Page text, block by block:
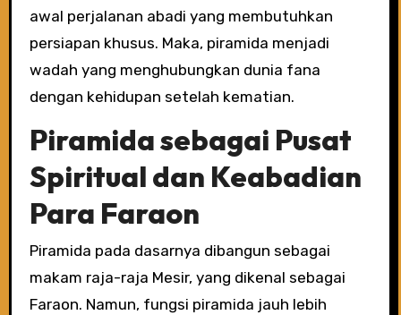
awal perjalanan abadi yang membutuhkan
persiapan khusus. Maka, piramida menjadi
wadah yang menghubungkan dunia fana
dengan kehidupan setelah kematian.
Piramida sebagai Pusat
Spiritual dan Keabadian
Para Faraon
Piramida pada dasarnya dibangun sebagai
makam raja-raja Mesir, yang dikenal sebagai
Faraon. Namun, fungsi piramida jauh lebih